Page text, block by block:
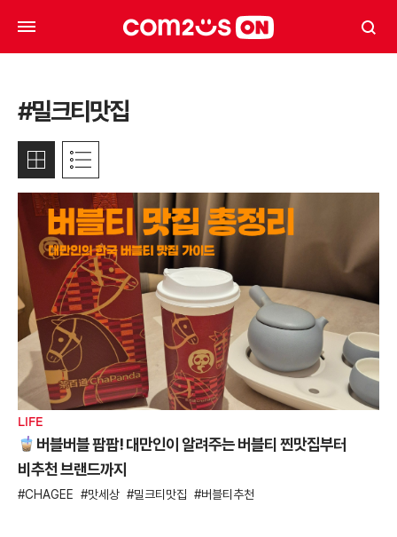
#밀크티맛집
LIFE
버블버블 팝팝! 대만인이 알려주는 버블티 찐맛집부터
비추천 브랜드까지
CHAGEE 맛세상 밀크티맛집 버블티추천